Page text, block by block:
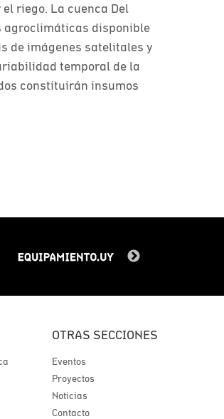
riego. La cuenca Del
agroclimáticas disponible
de imágenes satelitales y
temporal de la
constituirán insumos
OTRAS SECCIONES
Eventos
Proyectos
Noticias
Contacto